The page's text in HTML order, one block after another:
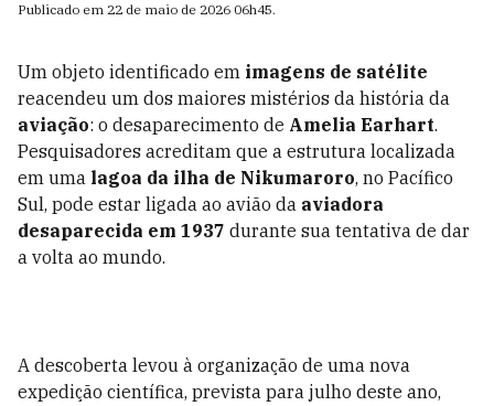
Publicado em 22 de maio de 2026 06h45.
Um objeto identificado em imagens de satélite
reacendeu um dos maiores mistérios da história da
aviação: o desaparecimento de Amelia Earhart.
Pesquisadores acreditam que a estrutura localizada
em uma lagoa da ilha de Nikumaroro, no Pacífico
Sul, pode estar ligada ao avião da aviadora
desaparecida em 1937 durante sua tentativa de dar
a volta ao mundo.
A descoberta levou à organização de uma nova
expedição científica, prevista para julho deste ano,